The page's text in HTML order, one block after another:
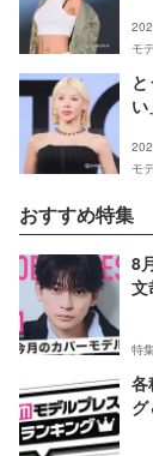
モ
モ
おすすめ特集
8
文
特
各